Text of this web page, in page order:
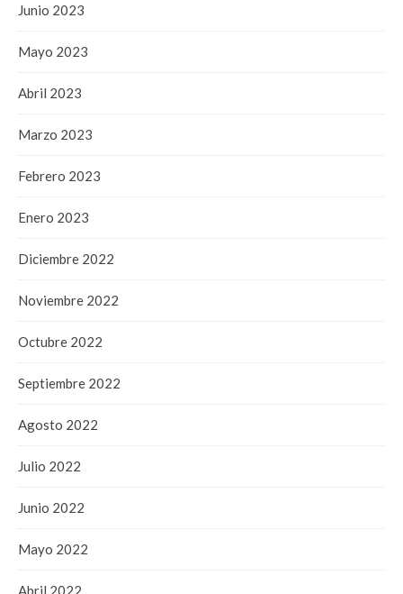
Junio 2023
Mayo 2023
Abril 2023
Marzo 2023
Febrero 2023
Enero 2023
Diciembre 2022
Noviembre 2022
Octubre 2022
Septiembre 2022
Agosto 2022
Julio 2022
Junio 2022
Mayo 2022
Abril 2022